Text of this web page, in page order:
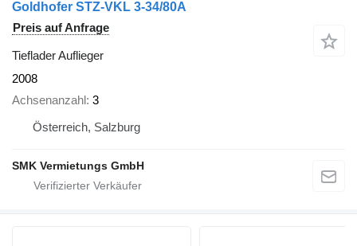
Goldhofer STZ-VKL 3-34/80A
Preis auf Anfrage
Tieflader Auflieger
2008
Achsenanzahl 3
Österreich, Salzburg
SMK Vermietungs GmbH